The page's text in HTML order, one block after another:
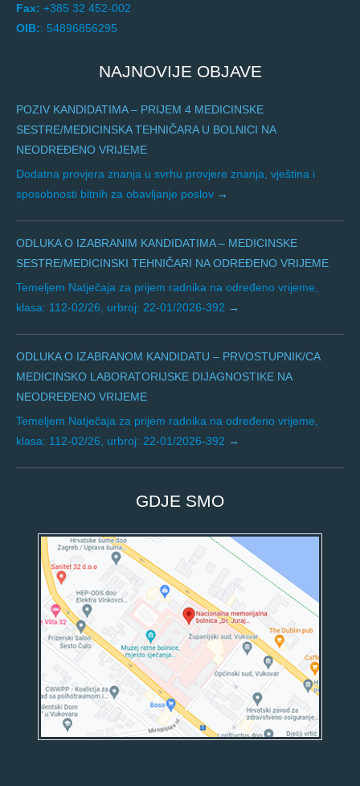
Fax: +385 32 452-002
OIB:: 54896856295
NAJNOVIJE OBJAVE
POZIV KANDIDATIMA – PRIJEM 4 MEDICINSKE
SESTRE/MEDICINSKA TEHNIČARA U BOLNICI NA
NEODREĐENO VRIJEME
Dodatna provjera znanja u svrhu provjere znanja, vještina i
sposobnosti bitnih za obavljanje poslov
ODLUKA O IZABRANIM KANDIDATIMA – MEDICINSKE
SESTRE/MEDICINSKI TEHNIČARI NA ODREĐENO VRIJEME
Temeljem Natječaja za prijem radnika na određeno vrijeme,
klasa: 112-02/26, urbroj: 22-01/2026-392
ODLUKA O IZABRANOM KANDIDATU – PRVOSTUPNIK/CA
MEDICINSKO LABORATORIJSKE DIJAGNOSTIKE NA
NEODREĐENO VRIJEME
Temeljem Natječaja za prijem radnika na određeno vrijeme,
klasa: 112-02/26, urbroj: 22-01/2026-392
GDJE SMO